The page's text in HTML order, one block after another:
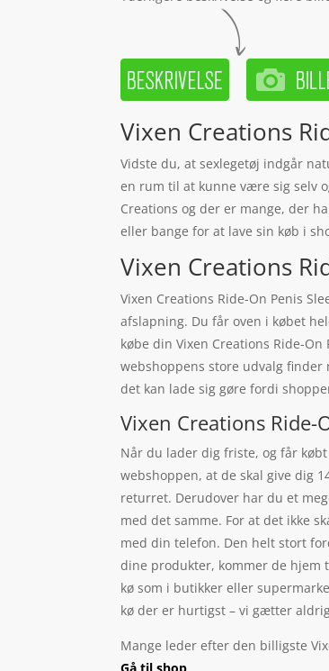
Vixen Creations
Vidste du, at sexlegetøj indgår
en rum til at kunne være sig selv
Creations og der er mange, der
eller bange for at lave sin køb i
Vixen Creations
Vixen Creations Ride-On Penis
afslapning. Du får oven i købet
købe din Vixen Creations Ride-
webshoppens store udvalg
det kan lade sig gøre fordi
Vixen Creations Ride-
Når du lader dig friste, og får
webshoppen, at de skal give dig
returret. Derudover har du et
med det samme. For at det ikke
med din telefon. Den helt stort
dine produkter, kommer de hjem
kø som i butikker eller
kø der er hurtigst – vi gætter
Mange leder efter den billigste